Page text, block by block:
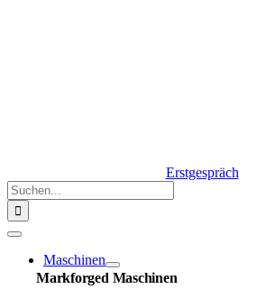
Erstgespräch
Suche
nach:
Navigation
umschaltenMaschinen
Markforged Maschinen